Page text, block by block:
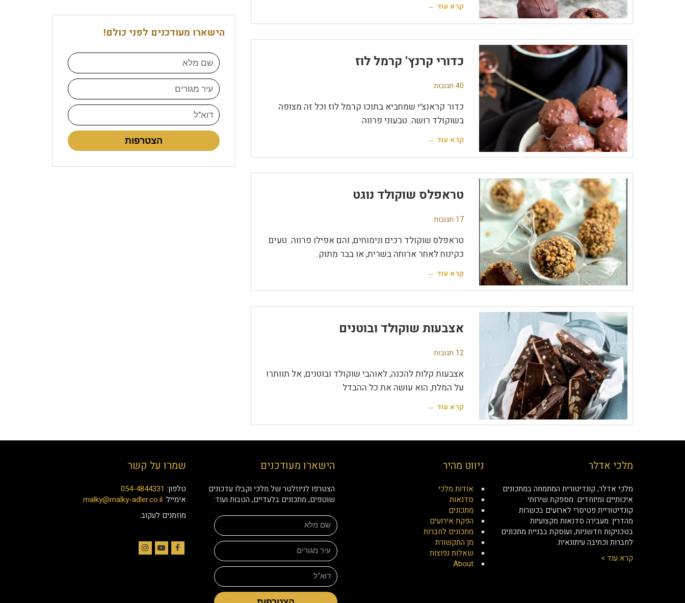
קרא עוד ←
כדורי קרנץ' קרמל לוז
40 תגובות
כדור קראנצ'י שמחביא בתוכו קרמל לוז וכל זה מצופה
בשוקולד רושה. טבעוני פרווה
קרא עוד ←
טראפלס שוקולד נוגט
17 תגובות
טראפלס שוקולד רכים ונימוחים, והם אפילו פרווה. טעים
כקינוח לאחר ארוחה בשרית, או בבר מתוק.
קרא עוד ←
אצבעות שוקולד ובוטנים
12 תגובות
אצבעות קלות להכנה, לאוהבי שוקולד ובוטנים, אל תוותרו
על המלח, הוא עושה את כל ההבדל
קרא עוד ←
הישארו מעודכנים לפני כולם!
הצטרפות
מלכי אדלר
מלכי אדלר, קונדיטורית המתמחה במתכונים
איכותיים ומיוחדים. מספקת שירותי
קונדיטוריית פטיסרי לארועים בכשרות
מהדרין. מעבירה סדנאות מקצועיות
בטכניקות חדשניות, ועוסקת בבניית מתכונים
לחברות וכתיבה עיתונאית.
קרא עוד >
ניווט מהיר
אודות מלכי
סדנאות
מתכונים
הפקת אירועים
מתכונים לחברות
מן התקשורת
שאלות נפוצות
About
הישארו מעודכנים
הצטרפו לניוזלטר של מלכי וקבלו עדכונים
שוטפים, מתכונים בלעדיים, הטבות ועוד:
שמרו על קשר
טלפון: 054-4844331
אימייל: malky@malky-adler.co.il
מוזמנים לעקוב: